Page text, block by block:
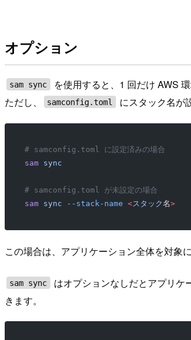
オプション
sam sync
を使用すると、1 回だけ AWS
ただし、
samconfig.toml にスタック名が
# samconfig.toml に設定済みの場合
sam sync
# samconfig.toml が未設定の場合
sam sync --stack-name <スタック名>
この場合は、アプリケーション全体を対象
sam sync はオプションなしだとアプリケ
きます。